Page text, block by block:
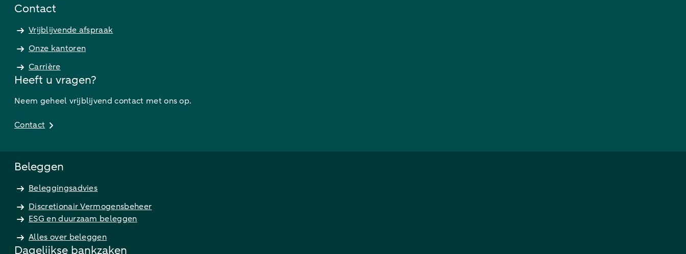
Contact
Vrijblijvende afspraak
Onze kantoren
Carrière
Heeft u vragen?
Neem geheel vrijblijvend contact met ons op.
Contact
Beleggen
Beleggingsadvies
Discretionair Vermogensbeheer
ESG en duurzaam beleggen
Alles over beleggen
Dagelijkse bankzaken